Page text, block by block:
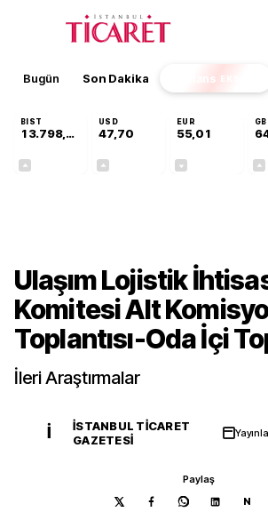
Bugün Son Dakika Finans EKSTRA
BIST
13.798,82
USD
47,70
EUR
55,01
Ulaşım Lojistik
Komitesi Alt
Toplantısı-Oda İçi
İleri Araştırmalar
İ
İSTANBUL TICARET
GAZETESI
Paylaş
N